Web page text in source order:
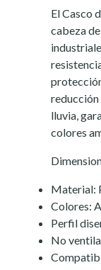
El Casco
cabeza
reducción
lluvia,
colores
Material:
Colores:
Perfil
No